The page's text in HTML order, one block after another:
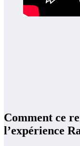
Comment ce
l’expérience